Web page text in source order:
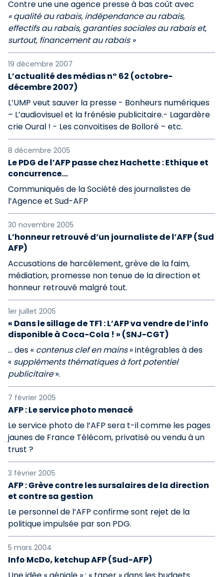
Contre une une agence presse à bas coût avec
« qualité au rabais, indépendance au rabais,
effectifs au rabais, garanties sociales au rabais et,
surtout, financement au rabais »
19 décembre 2007
L’actualité des médias n° 62 (octobre-
décembre 2007)
L’UMP veut sauver la presse - Bonheurs numériques
– L’audiovisuel et la frénésie publicitaire.- Lagardère
crie Oural ! - Les convoitises de Bolloré – etc.
8 décembre 2005
Le PDG de l’AFP passe chez Hachette : Ethique et
concurrence...
Communiqués de la Société des journalistes de
l’Agence et Sud-AFP
30 novembre 2005
L’honneur retrouvé d’un journaliste de l’AFP (Sud
AFP)
Accusations de harcèlement, grève de la faim,
médiation, promesse non tenue de la direction et
honneur retrouvé malgré tout.
1er juillet 2005
« Dans le sillage de TF1 : L’AFP va vendre de l’info
disponible à Coca-Cola ! » (SNJ-CGT)
... des « contenus clef en mains» intégrables à des
« suppléments thématiques à fort potentiel
publicitaire».
7 février 2005
AFP : Le service photo menacé
Le service photo de l’AFP sera t-il comme les pages
jaunes de France Télécom, privatisé ou vendu à un
trust ?
3 février 2005
AFP : Grève contre les sursalaires de la direction
et contre sa gestion
Le personnel de l’AFP confirme sont rejet de la
politique impulsée par son PDG.
5 mars 2004
Info McDo, ketchup AFP (Sud-AFP)